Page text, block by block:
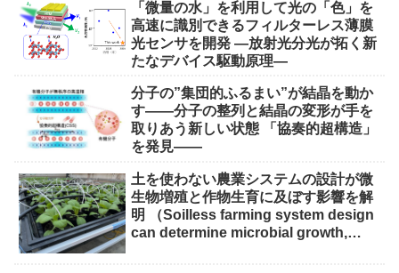
「微量の水」を利用して光の「色」を
高速に識別できるフィルターレス薄膜
光センサを開発 ―放射光分光が拓く新
たなデバイス駆動原理―
分子の”集団的ふるまい”が結晶を動か
す――分子の整列と結晶の変形が手を
取りあう新しい状態 「協奏的超構造」
を発見――
土を使わない農業システムの設計が微
生物増殖と作物生育に及ぼす影響を解
明 （Soilless farming system design
can determine microbial growth,